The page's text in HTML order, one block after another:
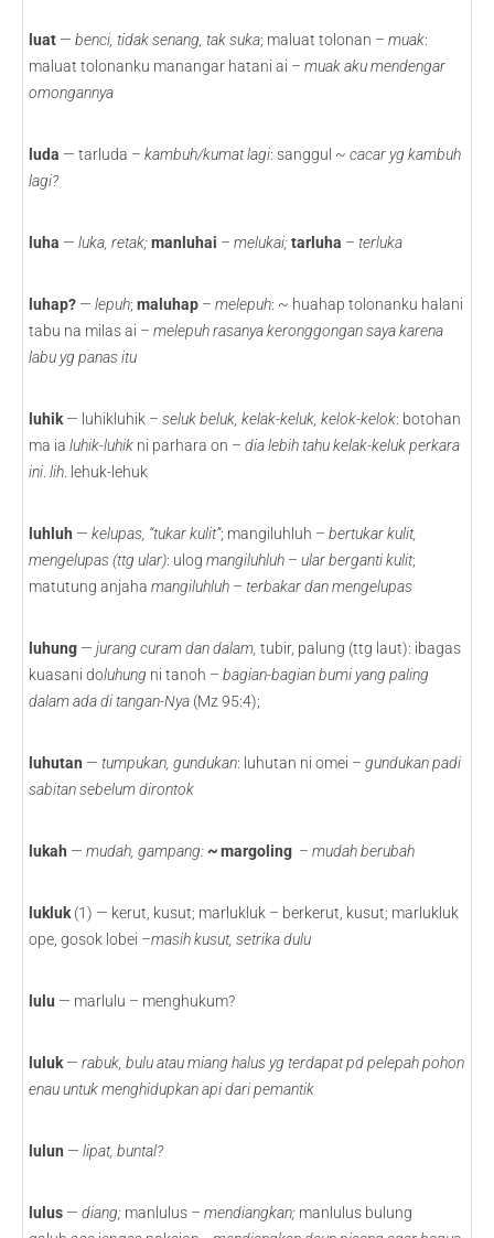
luat — benci, tidak senang, tak suka; maluat tolonan – muak:
maluat tolonanku manangar hatani ai – muak aku mendengar
omongannya
luda — tarluda – kambuh/kumat lagi: sanggul ~ cacar yg kambuh
lagi?
luha — luka, retak;manluhai – melukai;tarluha – terluka
luhap? — lepuh; maluhap – melepuh: ~ huahap tolonanku halani
tabu na milas ai – melepuh rasanya keronggongan saya karena
labu yg panas itu
luhik — luhikluhik – seluk beluk, kelak-keluk, kelok-kelok: botohan
ma ia luhik-luhik ni parhara on – dia lebih tahu kelak-keluk perkara
ini lih . lehuk-lehuk
luhluh — kelupas, “tukar kulit”; mangiluhluh – bertukar kulit,
mengelupas (ttg ular): ulog mangiluhluh – ular berganti kulit;
matutung anjaha mangiluhluh – terbakar dan mengelupas
luhung — jurang curam dan dalam, tubir, palung (ttg laut): ibagas
kuasani doluhung ni tanoh – bagian-bagian bumi yang paling
dalam ada di tangan-Nya (Mz 95:4);
luhutan — tumpukan, gundukan: luhutan ni omei – gundukan padi
sabitan sebelum dirontok
lukah — mudah, gampang:~margoling – mudah berubah
lukluk (1) — kerut, kusut; marlukluk – berkerut, kusut; marlukluk
ope, gosok lobei –masih kusut, setrika dulu
lulu — marlulu – menghukum?
luluk — rabuk, bulu atau miang halus yg terdapat pd pelepah pohon
enau untuk menghidupkan api dari pemantik
lulun — lipat, buntal?
lulus — diang; manlulus – mendiangkan; manlulus bulung